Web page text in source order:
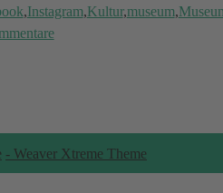
,Instagram,Kultur,museum,
- Weaver Xtreme Theme